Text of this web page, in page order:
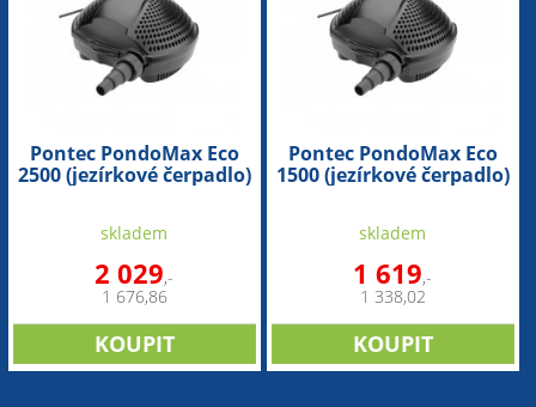
Pontec PondoMax Eco
2500 (jezírkové čerpadlo)
skladem
2 029,-
1 676,86
Pontec PondoMax Eco
1500 (jezírkové čerpadlo)
skladem
1 619,-
1 338,02